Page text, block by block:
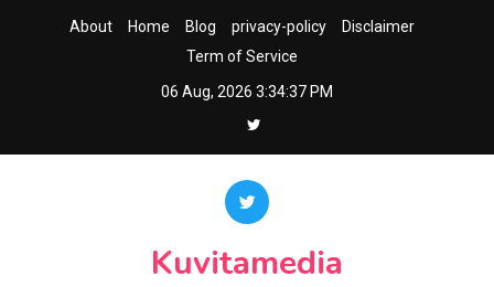
About Home Blog privacy-policy
Disclaimer
Term of Service
06 Aug, 2026 3:34:37 PM
Kuvitamedia